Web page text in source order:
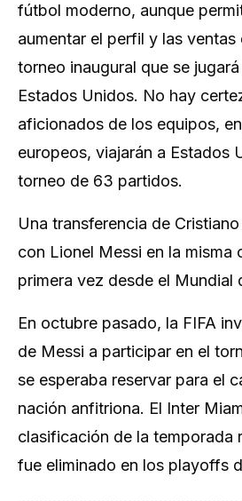
fútbol moderno, aunque
aumentar el perfil y las ventas
torneo inaugural que se
Estados Unidos. No hay
aficionados de los equipos,
europeos, viajarán a Estados
torneo de 63 partidos.
Una transferencia de
con Lionel Messi en la misma
primera vez desde el Mundial
En octubre pasado, la FIFA
de Messi a participar en el
se esperaba reservar para el
nación anfitriona. El Inter
clasificación de la temporada
fue eliminado en los playoffs